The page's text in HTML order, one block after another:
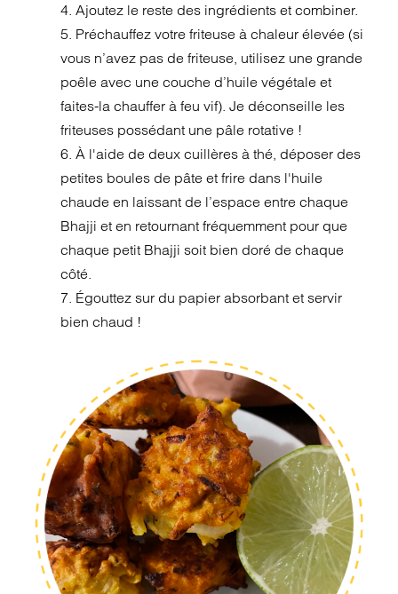
4. Ajoutez le reste des ingrédients et combiner.
5. Préchauffez votre friteuse à chaleur élevée (si
vous n’avez pas de friteuse, utilisez une grande
poêle avec une couche d’huile végétale et
faites-la chauffer à feu vif). Je déconseille les
friteuses possédant une pâle rotative !
6. À l'aide de deux cuillères à thé, déposer des
petites boules de pâte et frire dans l'huile
chaude en laissant de l’espace entre chaque
Bhajji et en retournant fréquemment pour que
chaque petit Bhajji soit bien doré de chaque
côté.
7. Égouttez sur du papier absorbant et servir
bien chaud !